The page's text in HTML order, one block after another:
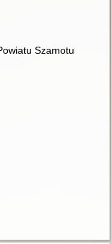
i nie tylko :Szamotulskiego